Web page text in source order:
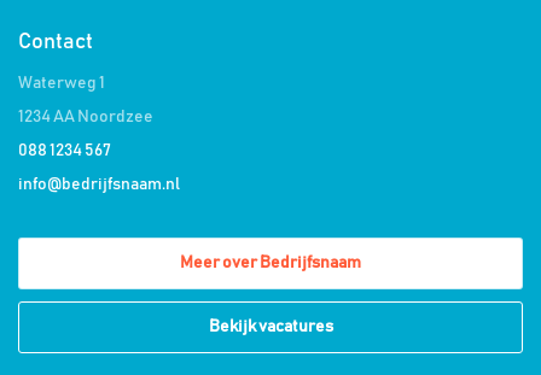
Contact
Waterweg 1
1234 AA Noordzee
088 1234 567
info@bedrijfsnaam.nl
Meer over Bedrijfsnaam
Bekijk vacatures